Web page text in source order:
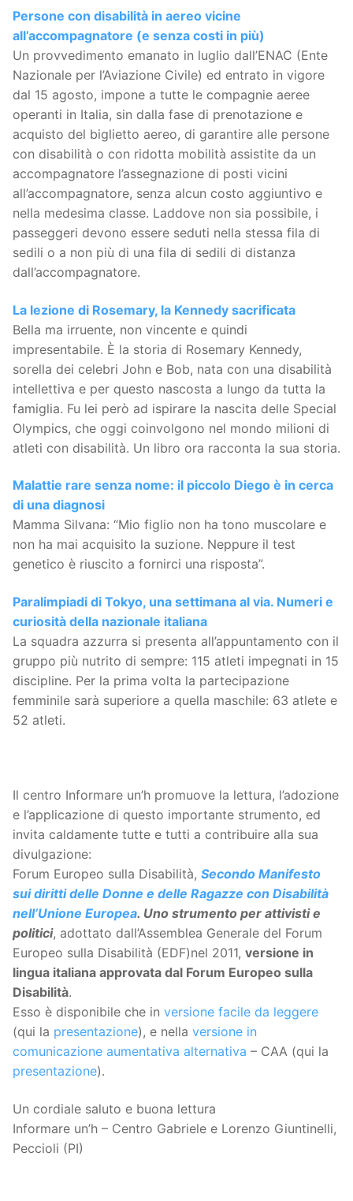
Persone con disabilità in aereo vicine
all’accompagnatore (e senza costi in più)
Un provvedimento emanato in luglio dall’ENAC (Ente
Nazionale per l’Aviazione Civile) ed entrato in vigore
dal 15 agosto, impone a tutte le compagnie aeree
operanti in Italia, sin dalla fase di prenotazione e
acquisto del biglietto aereo, di garantire alle persone
con disabilità o con ridotta mobilità assistite da un
accompagnatore l’assegnazione di posti vicini
all’accompagnatore, senza alcun costo aggiuntivo e
nella medesima classe. Laddove non sia possibile, i
passeggeri devono essere seduti nella stessa fila di
sedili o a non più di una fila di sedili di distanza
dall’accompagnatore.
La lezione di Rosemary, la Kennedy sacrificata
Bella ma irruente, non vincente e quindi
impresentabile. È la storia di Rosemary Kennedy,
sorella dei celebri John e Bob, nata con una disabilità
intellettiva e per questo nascosta a lungo da tutta la
famiglia. Fu lei però ad ispirare la nascita delle Special
Olympics, che oggi coinvolgono nel mondo milioni di
atleti con disabilità. Un libro ora racconta la sua storia.
Malattie rare senza nome: il piccolo Diego è in cerca
di una diagnosi
Mamma Silvana: “Mio figlio non ha tono muscolare e
non ha mai acquisito la suzione. Neppure il test
genetico è riuscito a fornirci una risposta”.
Paralimpiadi di Tokyo, una settimana al via. Numeri e
curiosità della nazionale italiana
La squadra azzurra si presenta all’appuntamento con il
gruppo più nutrito di sempre: 115 atleti impegnati in 15
discipline. Per la prima volta la partecipazione
femminile sarà superiore a quella maschile: 63 atlete e
52 atleti.
Il centro Informare un’h promuove la lettura, l’adozione
e l’applicazione di questo importante strumento, ed
invita caldamente tutte e tutti a contribuire alla sua
divulgazione:
Forum Europeo sulla Disabilità, Secondo Manifesto
sui diritti delle Donne e delle Ragazze con Disabilità
nell’Unione Europea. Uno strumento per attivisti e
politici, adottato dall’Assemblea Generale del Forum
Europeo sulla Disabilità (EDF)nel 2011, versione in
lingua italiana approvata dal Forum Europeo sulla
Disabilità.
Esso è disponibile che in versione facile da leggere
(qui la presentazione), e nella versione in
comunicazione aumentativa alternativa – CAA (qui la
presentazione).
Un cordiale saluto e buona lettura
Informare un’h – Centro Gabriele e Lorenzo Giuntinelli,
Peccioli (PI)